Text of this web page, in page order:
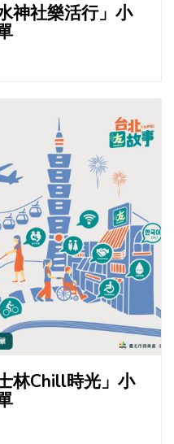
神社樂活行」小
林Chill時光」小